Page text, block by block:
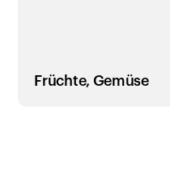
Früchte, Gemüse